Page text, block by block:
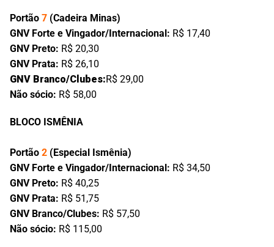
Portão 7 (Cadeira Minas)
GNV Forte e Vingador/Internacional: R$ 17,40
GNV Preto: R$ 20,30
GNV Prata: R$ 26,10
GNV Branco/Clubes:R$ 29,00
Não sócio: R$ 58,00
BLOCO ISMÊNIA
Portão 2 (Especial Ismênia)
GNV Forte e Vingador/Internacional: R$ 34,50
GNV Preto: R$ 40,25
GNV Prata: R$ 51,75
GNV Branco/Clubes: R$ 57,50
Não sócio: R$ 115,00